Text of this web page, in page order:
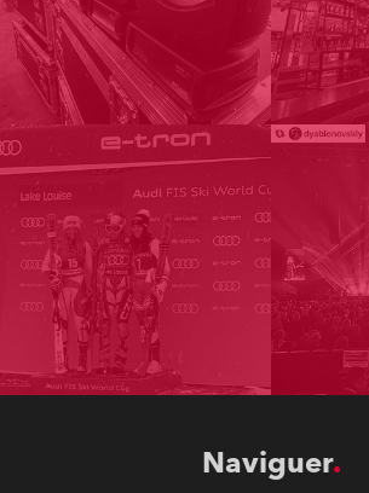
Naviguer